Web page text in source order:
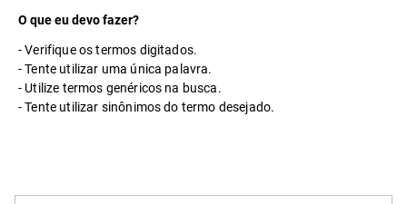
O que eu devo fazer?
Verifique os termos digitados.
Tente utilizar uma única palavra.
Utilize termos genéricos na busca.
Tente utilizar sinônimos do termo desejado.